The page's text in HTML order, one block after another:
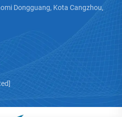
Dongguang, Kota Cangzhou,